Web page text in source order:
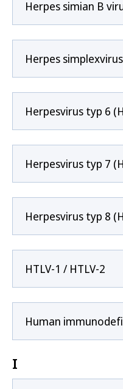
Herpes simian B
Herpes
Herpesvirus typ 6
Herpesvirus typ 7
Herpesvirus typ 8
HTLV-1 / HTLV-2
Human
I